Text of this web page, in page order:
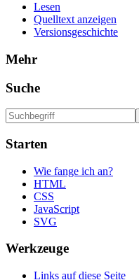
Lesen
Quelltext anzeigen
Versionsgeschichte
Mehr
Suche
Starten
Wie fange ich an?
HTML
CSS
JavaScript
SVG
Werkzeuge
Links auf diese Seite